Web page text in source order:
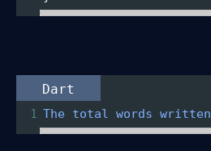
Dart
1 The total words written